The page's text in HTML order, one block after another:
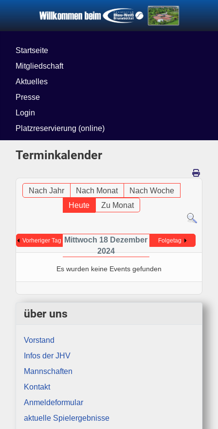
Startseite
Mitgliedschaft
Aktuelles
Presse
Login
Platzreservierung (online)
Terminkalender
Nach Jahr Nach Monat
Nach Woche
Heute
Zu Monat
Vorheriger Tag
Mittwoch 18 Dezember
2024
Folgetag
Es wurden keine Events gefunden
über uns
Vorstand
Infos der JHV
Mannschaften
Kontakt
Anmeldeformular
aktuelle Spielergebnisse